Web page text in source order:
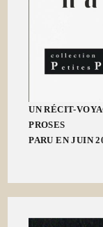
UN RÉCIT-
PROSES
PARU EN JUIN